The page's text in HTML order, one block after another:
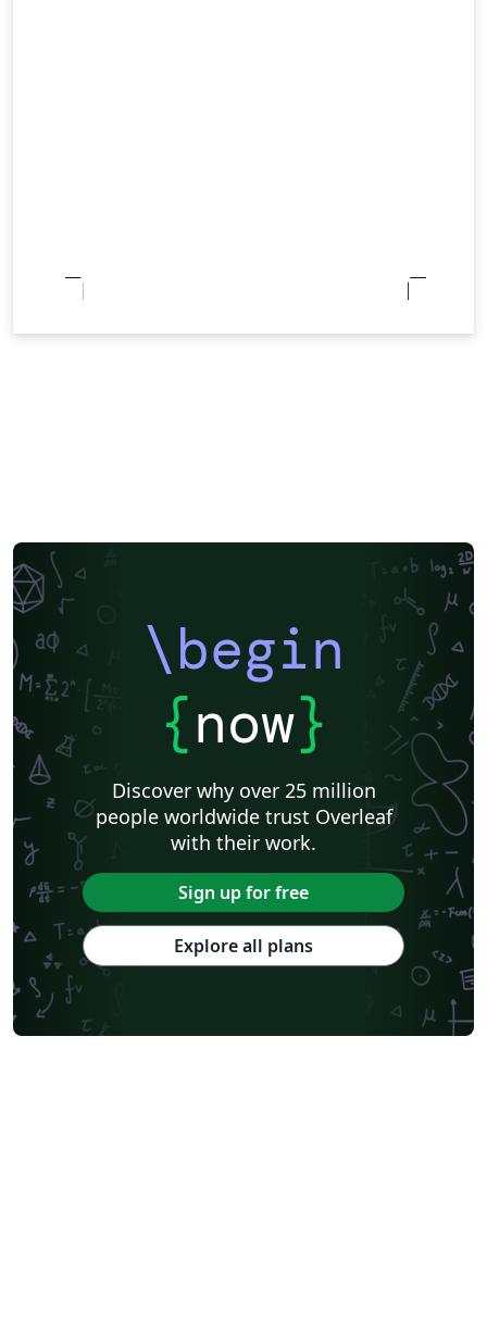
\begin
{now}
Discover why over 25 million
people worldwide trust Overleaf
with their work.
Sign up for free
Explore all plans